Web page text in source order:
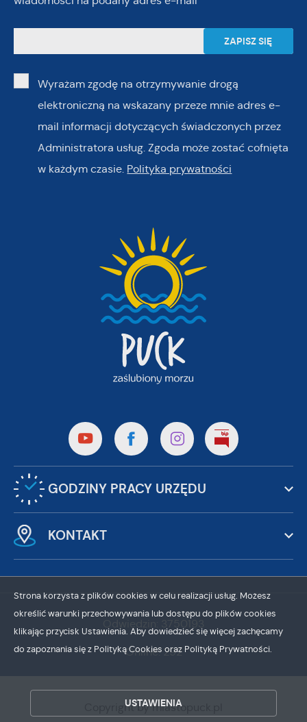
Wyrażam zgodę na otrzymywanie drogą
elektroniczną na wskazany przeze mnie adres e-
mail informacji dotyczących świadczonych przez
Administratora usług. Zgoda może zostać cofnięta
w każdym czasie. Polityka prywatności
GODZINY PRACY URZĘDU
KONTAKT
Online: 292
Copyright by miastopuck.pl
Strona korzysta z plików cookies w celu realizacji usług. Możesz
określić warunki przechowywania lub dostępu do plików cookies
klikając przycisk Ustawienia. Aby dowiedzieć się więcej zachęcamy
do zapoznania się z Polityką Cookies oraz Polityką Prywatności.
USTAWIENIA
ZAPISZ WYBRANE